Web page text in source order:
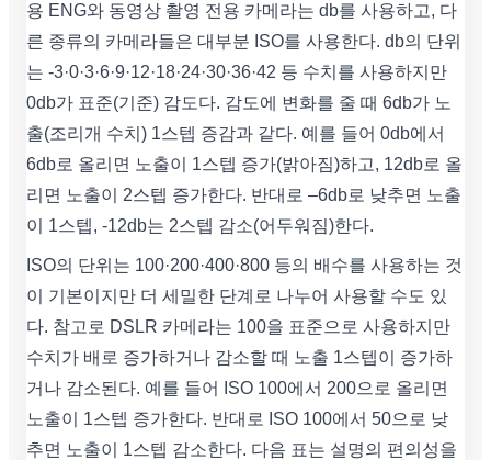
용 ENG와 동영상 촬영 전용 카메라는 db를 사용하고, 다
른 종류의 카메라들은 대부분 ISO를 사용한다. db의 단위
는 -3·0·3·6·9·12·18·24·30·36·42 등 수치를 사용하지만
0db가 표준(기준) 감도다. 감도에 변화를 줄 때 6db가 노
출(조리개 수치) 1스텝 증감과 같다. 예를 들어 0db에서
6db로 올리면 노출이 1스텝 증가(밝아짐)하고, 12db로 올
리면 노출이 2스텝 증가한다. 반대로 –6db로 낮추면 노출
이 1스텝, -12db는 2스텝 감소(어두워짐)한다.
ISO의 단위는 100·200·400·800 등의 배수를 사용하는 것
이 기본이지만 더 세밀한 단계로 나누어 사용할 수도 있
다. 참고로 DSLR 카메라는 100을 표준으로 사용하지만
수치가 배로 증가하거나 감소할 때 노출 1스텝이 증가하
거나 감소된다. 예를 들어 ISO 100에서 200으로 올리면
노출이 1스텝 증가한다. 반대로 ISO 100에서 50으로 낮
추면 노출이 1스텝 감소한다. 다음 표는 설명의 편의성을